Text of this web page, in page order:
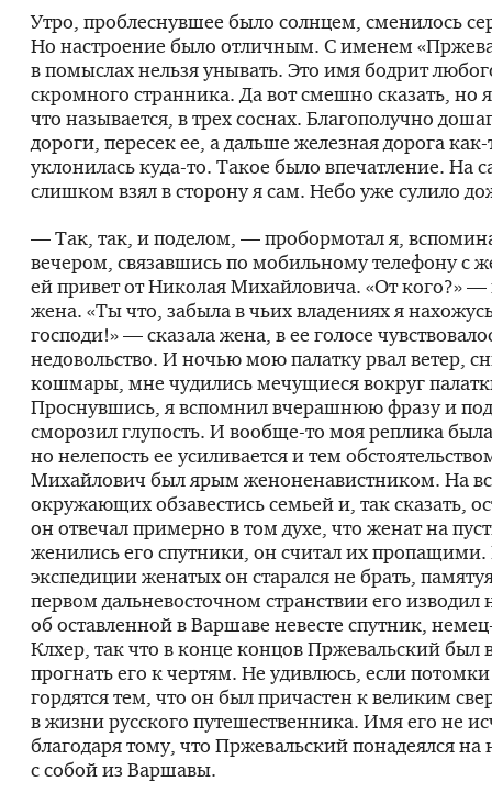
Утро, проблеснувшее было солнцем, сменилось
Но настроение было отличным. С именем
в помыслах нельзя унывать. Это имя бодрит
скромного странника. Да вот смешно сказать, но
что называется, в трех соснах. Благополучно
дороги, пересек ее, а дальше железная дорога как-
уклониласькуда-то. Такое было впечатление. На
слишком взял в сторону я сам. Небо уже сулило
— Так, так, и поделом, — пробормотал я,
вечером, связавшись по мобильному телефону с
ей привет от Николая Михайловича. «От кого?» —
жена. «Ты что, забыла в чьих владениях я
господи!» — сказала жена, в ее голосе
недовольство. И ночью мою палатку рвал ветер,
кошмары, мне чудились мечущиеся вокруг
Проснувшись, я вспомнил вчерашнюю фразу и
сморозил глупость. И вообще-то моя реплика
но нелепость ее усиливается и тем
Михайлович был ярым женоненавистником. На
окружающих обзавестись семьей и, так сказать,
он отвечал примерно в том духе, что женат на
женились его спутники, он считал их пропащими.
экспедиции женатых он старался не брать,
первом дальневосточном странствии его изводил
об оставленной в Варшаве невесте спутник,
Клхер, так что в конце концов Пржевальский был
прогнать его к чертям. Не удивлюсь, если потомки
гордятся тем, что он был причастен к великим
в жизни русского путешественника. Имя его не
благодаря тому, что Пржевальский понадеялся на
с собой из Варшавы.